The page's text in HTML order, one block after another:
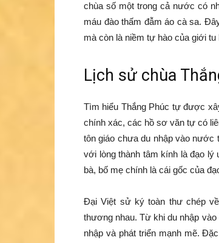
chùa số một trong cả nước có
máu đào thấm đẫm áo cà sa.
mà còn là niềm tự hào của giới
Lịch sử chùa
Tìm hiểu Thắng Phúc tự được
chính xác, các hồ sơ văn tự có
tôn giáo chưa du nhập vào nước
với lòng thành tâm kính là đạo
bà, bố mẹ chính là cái gốc của
Đại Việt sử ký toàn thư chép
thương nhau. Từ khi du nhập
nhập và phát triển mạnh mẽ.